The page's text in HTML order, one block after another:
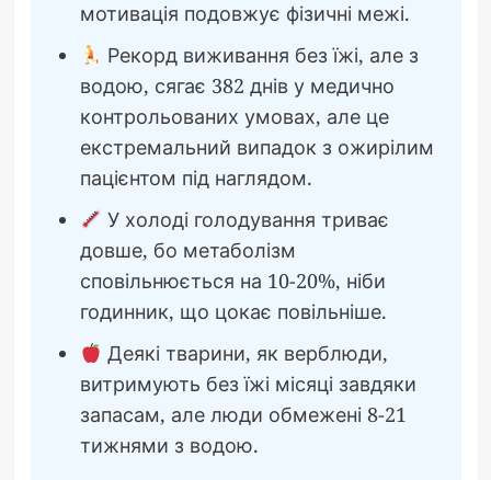
мотивація подовжує фізичні межі.
Рекорд виживання без їжі, але з
водою, сягає 382 днів у медично
контрольованих умовах, але це
екстремальний випадок з ожирілим
пацієнтом під наглядом.
У холоді голодування триває
довше, бо метаболізм
сповільнюється на 10-20%, ніби
годинник, що цокає повільніше.
Деякі тварини, як верблюди,
витримують без їжі місяці завдяки
запасам, але люди обмежені 8-21
тижнями з водою.